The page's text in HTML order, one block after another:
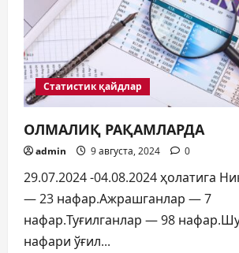
Статистик қайдлар
ОЛМАЛИҚ РАҚАМЛАРДА
admin 9 августа, 2024 0
29.07.2024 -04.08.2024 ҳолатига
— 23 нафар.Ажрашганлар — 7
нафар.Туғилганлар — 98
нафари ўғил...